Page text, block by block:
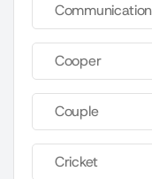
Communication
Cooper
Couple
Cricket